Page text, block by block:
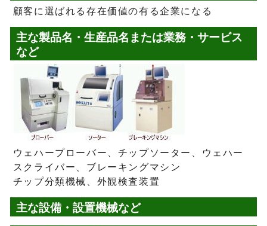
顧客に選ばれる存在価値の有る企業になる
主な製品名・生産品名または業務・サービス
など
ウェハープローバー、チップソーター、ウェハー
スクライバー、ブレーキングマシン
チップ分類機械、外観検査装置
主な設備・設置機械など